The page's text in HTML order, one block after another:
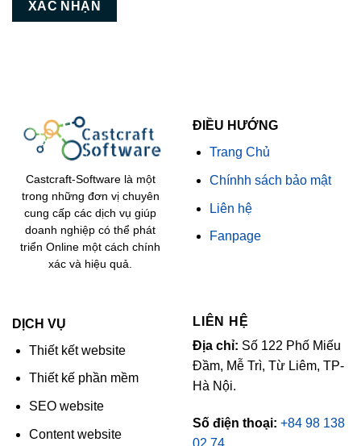
Castcraft-Software là một
trong những đơn vị chuyên
cung cấp các dịch vụ giúp
doanh nghiệp có thể phát
triển Online một cách chính
xác và hiệu quả.
ĐIỀU HƯỚNG
Trang Chủ
Chínhh sách bảo mật
Liên hệ
Fanpage
DỊCH VỤ
Thiết kết website
Thiết kế phần mềm
SEO website
Content website
LIÊN HỆ
Địa chỉ: Số 122 Phố Miếu
Đầm, Mễ Trì, Từ Liêm, TP-
Hà Nội.
Số điện thoại: +84 98 138
02 74